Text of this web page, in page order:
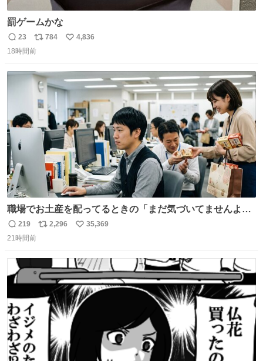
罰ゲームかな
返
信
23
リ
ポ
ト
数
784
い
数
4,836
18時間前
職場でお土産を配ってるときの「まだ気づいてませんよ」
的な演技が毎回シンドい。
返
信
219
リ
ト
数
2,296
い
数
35,369
21時間前